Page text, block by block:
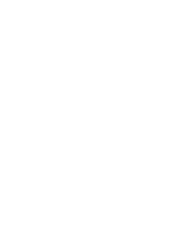
oder Kombinationen von